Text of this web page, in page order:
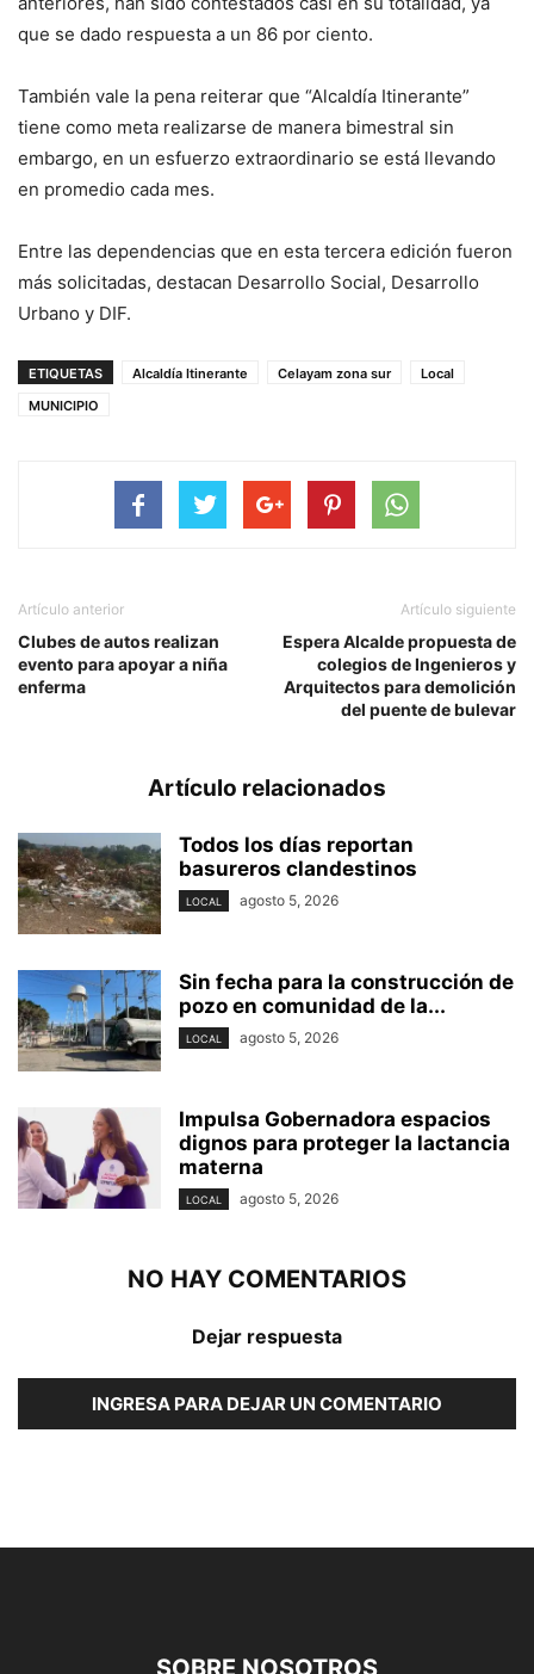
que se dado respuesta a un 86 por ciento.
También vale la pena reiterar que “Alcaldía Itinerante”
tiene como meta realizarse de manera bimestral sin
embargo, en un esfuerzo extraordinario se está llevando
en promedio cada mes.
Entre las dependencias que en esta tercera edición fueron
más solicitadas, destacan Desarrollo Social, Desarrollo
Urbano y DIF.
ETIQUETAS Alcaldía Itinerante Celayam zona sur
Local
MUNICIPIO
Artículo anterior
Clubes de autos realizan
evento para apoyar a niña
enferma
Artículo siguiente
Espera Alcalde propuesta de
colegios de Ingenieros y
Arquitectos para demolición
del puente de bulevar
Artículo relacionados
Todos los días reportan
basureros clandestinos
LOCAL agosto 5, 2026
Sin fecha para la construcción de
pozo en comunidad de la...
LOCAL agosto 5, 2026
Impulsa Gobernadora espacios
dignos para proteger la lactancia
materna
LOCAL agosto 5, 2026
NO HAY COMENTARIOS
Dejar respuesta
INGRESA PARA DEJAR UN COMENTARIO
SOBRE NOSOTROS